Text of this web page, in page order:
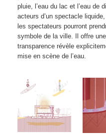
pluie, l’eau du lac et l’eau de
acteurs d’un spectacle
les spectateurs pourront
symbole de la ville. Il offre
transparence révèle
mise en scène de l’eau.